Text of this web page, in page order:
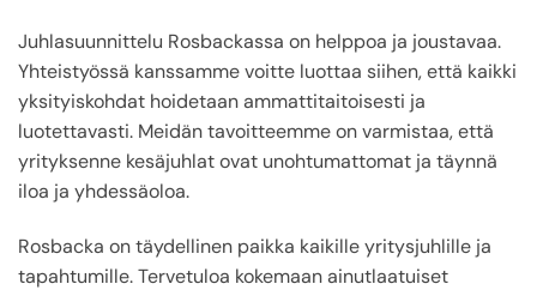
Juhlasuunnittelu Rosbackassa on helppoa ja joustavaa.
Yhteistyössä kanssamme voitte luottaa siihen, että kaikki
yksityiskohdat hoidetaan ammattitaitoisesti ja
luotettavasti. Meidän tavoitteemme on varmistaa, että
yrityksenne kesäjuhlat ovat unohtumattomat ja täynnä
iloa ja yhdessäoloa.
Rosbacka on täydellinen paikka kaikille yritysjuhlille ja
tapahtumille. Tervetuloa kokemaan ainutlaatuiset